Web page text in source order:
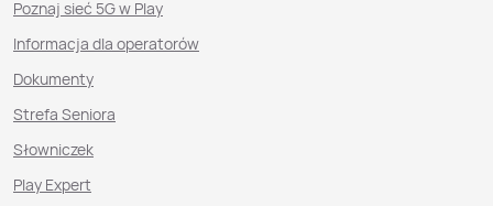
Poznaj sieć 5G w Play
Informacja dla operatorów
Dokumenty
Strefa Seniora
Słowniczek
Play Expert